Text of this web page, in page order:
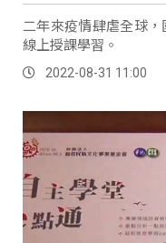
二年來疫情肆虐全球
線上授課學習。
2022-08-31 11:00